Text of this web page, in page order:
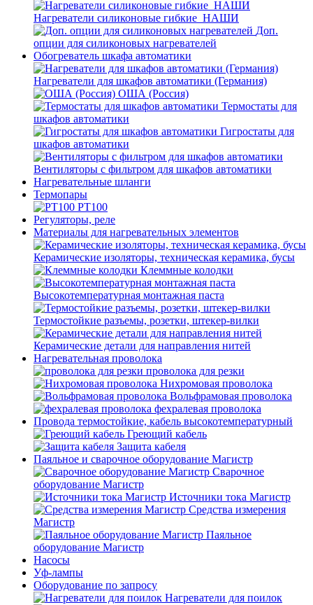
Нагреватели силиконовые гибкие_НАШИ
Доп.
опции для силиконовых нагревателей
Обогреватель шкафа автоматики
Нагреватели для шкафов автоматики (Германия)
ОША (Россия)
Термостаты для
шкафов автоматики
Гигростаты для
шкафов автоматики
Вентиляторы с фильтром для шкафов автоматики
Нагревательные шланги
Термопары
PT100
Регуляторы, реле
Материалы для нагревательных элементов
Керамические изоляторы, техническая керамика, бусы
Клеммные колодки
Высокотемпературная монтажная паста
Термостойкие разъемы, розетки, штекер-вилки
Керамические детали для направления нитей
Нагревательная проволока
проволока для резки
Нихромовая проволока
Вольфрамовая проволока
фехралевая проволока
Провода термостойкие, кабель высокотемпературный
Греющий кабель
Защита кабеля
Паяльное и сварочное оборудование Магистр
Сварочное
оборудование Магистр
Источники тока Магистр
Средства измерения
Магистр
Паяльное
оборудование Магистр
Насосы
Уф-лампы
Оборудование по запросу
Нагреватели для поилок